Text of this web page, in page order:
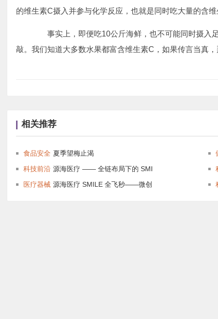
的维生素C摄入并参与化学反应，也就是同时吃大量的含
事实上，即便吃10公斤海鲜，也不可能同时摄入
敲。我们知道大多数水果都富含维生素C，如果传言当真
相关推荐
食品安全 夏季望梅止渴
科技前沿 源海医疗 —— 全链布局下的 SMI
医疗器械 源海医疗 SMILE 全飞秒——微创